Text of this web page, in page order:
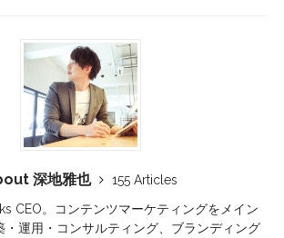
深地雅也
155 Articles
CEO。コンテンツマーケティングをメイン
・運用・コンサルティング、ブランディング